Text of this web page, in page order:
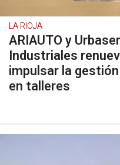
LA RIOJA
ARIAUTO y
Industriales
impulsar la
en talleres